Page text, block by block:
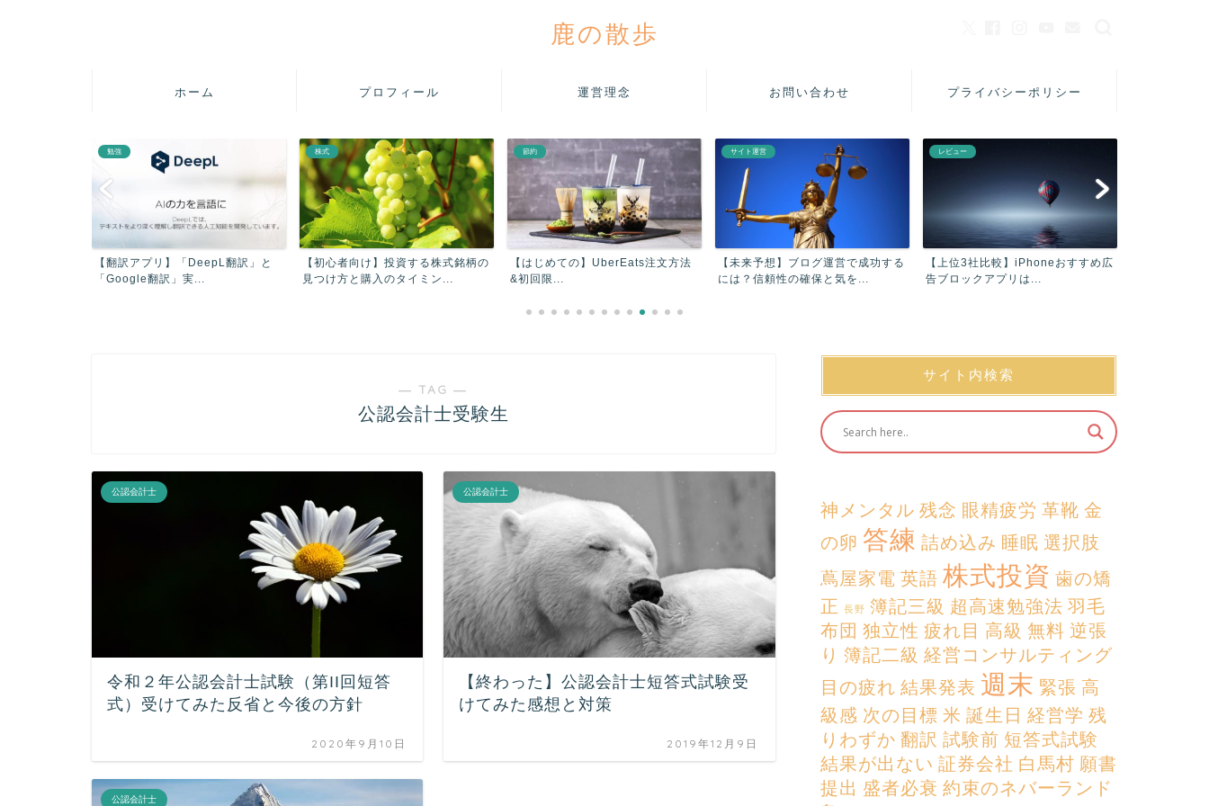
鹿の散歩
ホーム プロフィール 運営理念 お問い合わせ プライバシーポリシー
勉強
【翻訳アプリ】「DeepL翻訳」と
「Google翻訳」実...
株式
【初心者向け】投資する株式銘柄の
見つけ方と購入のタイミン...
節約
【はじめての】UberEats注文方法
&初回限...
サイト運営
【未来予想】ブログ運営で成功する
には？信頼性の確保と気を...
レビュー
【上位3社比較】iPhoneおすすめ広
告ブロックアプリは...
― TAG ―
公認会計士受験生
公認会計士
令和２年公認会計士試験（第II回短答
式）受けてみた反省と今後の方針
2020年9月10日
公認会計士
【終わった】公認会計士短答式試験受
けてみた感想と対策
2019年12月9日
公認会計士
サイト内検索
神メンタル 残念 眼精疲労 革靴 金
の卵 答練 詰め込み 睡眠 選択肢
蔦屋家電 英語 株式投資 歯の矯
正 長野 簿記三級 超高速勉強法 羽毛
布団 独立性 疲れ目 高級 無料 逆張
り 簿記二級 経営コンサルティング
目の疲れ 結果発表 週末 緊張 高
級感 次の目標 米 誕生日 経営学 残
りわずか 翻訳 試験前 短答式試験
結果が出ない 証券会社 白馬村 願書
提出 盛者必衰 約束のネバーランド